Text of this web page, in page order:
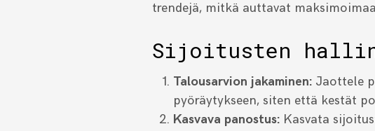
trendejä, mitkä auttavat
Sijoitusten
Talousarvion jakaminen: Jaottele
pyöräytykseen, siten että kestät
Kasvava panostus: Kasvata